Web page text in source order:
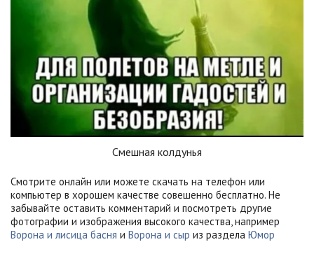
Смешная колдунья
Смотрите онлайн или можете скачать на телефон или
компьютер в хорошем качестве совешенно бесплатно. Не
забывайте оставить комментарий и посмотреть другие
фотографии и изображения высокого качества, например
Ворона и лисица басня и Ворона и сыр из раздела Юмор